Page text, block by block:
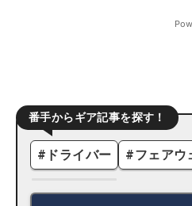
番手からギア記事を探す！
# ドライバー #フェアウ